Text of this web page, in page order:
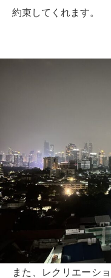
約束してくれます。
また、レクリエーシ